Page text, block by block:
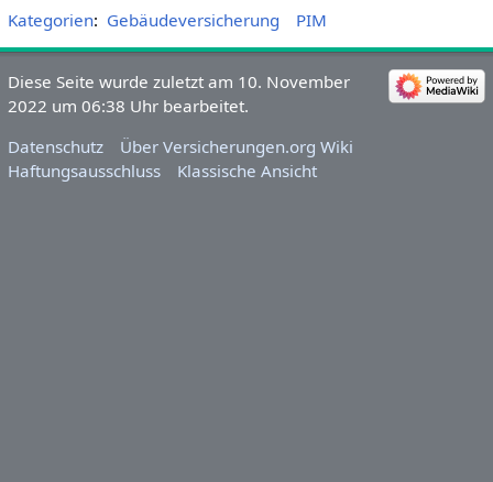
Kategorien: Gebäudeversicherung PIM
Diese Seite wurde zuletzt am 10. November
2022 um 06:38 Uhr bearbeitet.
Datenschutz
Über Versicherungen.org Wiki
Haftungsausschluss
Klassische Ansicht